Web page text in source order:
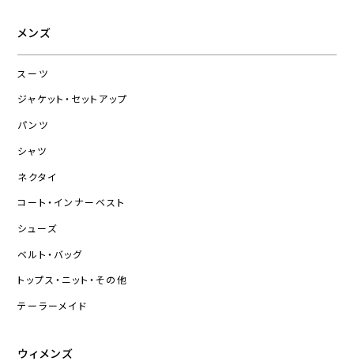
メンズ
スーツ
ジャケット・セットアップ
パンツ
シャツ
ネクタイ
コート・インナーベスト
シューズ
ベルト・バッグ
トップス・ニット・その他
テーラーメイド
ウィメンズ